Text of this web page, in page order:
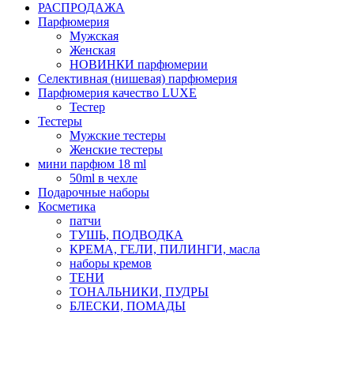
РАСПРОДАЖА
Парфюмерия
Мужская
Женская
НОВИНКИ парфюмерии
Селективная (нишевая) парфюмерия
Парфюмерия качество LUXE
Тестер
Тестеры
Мужские тестеры
Женские тестеры
мини парфюм 18 ml
50ml в чехле
Подарочные наборы
Косметика
патчи
ТУШЬ, ПОДВОДКА
КРЕМА, ГЕЛИ, ПИЛИНГИ, масла
наборы кремов
ТЕНИ
ТОНАЛЬНИКИ, ПУДРЫ
БЛЕСКИ, ПОМАДЫ